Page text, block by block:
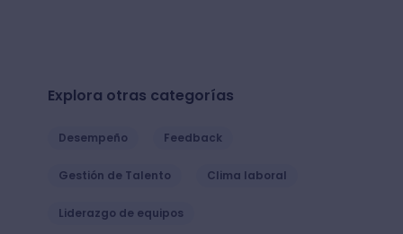
Explora otras categorías
Desempeño Feedback
Gestión de Talento Clima laboral
Liderazgo de equipos